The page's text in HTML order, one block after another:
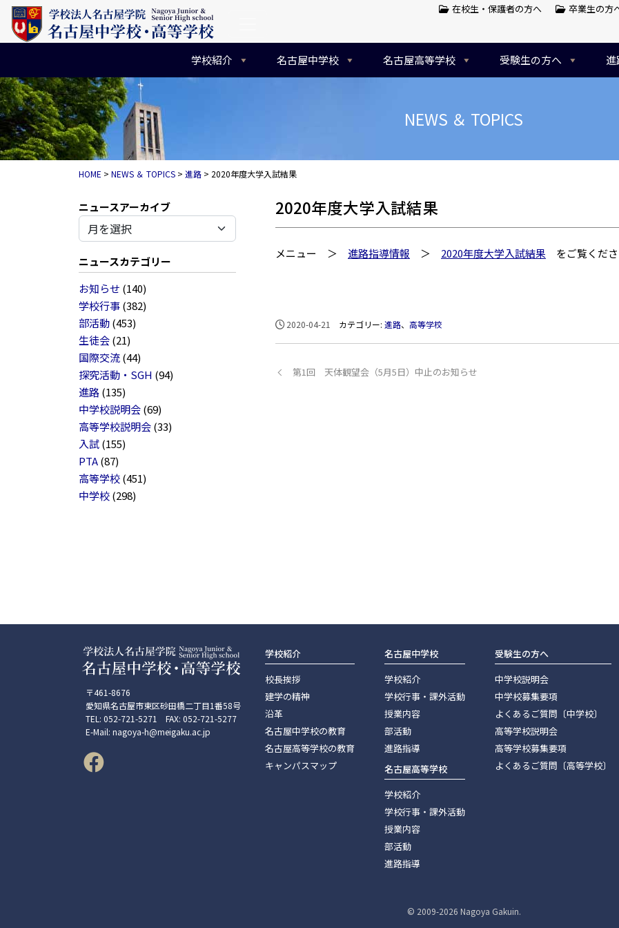
コンテンツへスキップ
メインナビゲーション
学校紹介 名古屋中学校 名古屋高等学校 受験生の方へ
在校生・保護者の方へ 卒業生の方
NEWS ＆ TOPICS
HOME > NEWS ＆ TOPICS > 進路 > 2020年度大学入試結果
アーカイブ
ニュースカテゴリー
お知らせ (140)
学校行事(382)
部活動(453)
生徒会(21)
国際交流(44)
探究活動・SGH (94)
進路(135)
中学校説明会(69)
高等学校説明会(33)
入試(155)
PTA(87)
高等学校(451)
中学校(298)
2020年度大学入試結果
メニュー ＞ 進路指導情報 ＞ 2020年度大学入試結果 をご覧くださ
2020-04-21 カテゴリー: 進路、 高等学校
第1回 天体観望会（5月5日）中止のお知らせ
〒461-8676
愛知県名古屋市東区砂田橋二丁目1番58号
TEL: 052-721-5271 FAX: 052-721-5277
E-Mail: nagoya-h@meigaku.ac.jp
学校紹介
校長挨拶
建学の精神
沿革
名古屋中学校の教育
名古屋高等学校の教育
キャンパスマップ
名古屋中学校
学校紹介
学校行事・課外活動
授業内容
部活動
進路指導
名古屋高等学校
学校紹介
学校行事・課外活動
授業内容
部活動
進路指導
受験生の方へ
中学校説明会
中学校募集要項
よくあるご質問〔中学校〕
高等学校説明会
高等学校募集要項
よくあるご質問〔高等学校〕
© 2009-2026 Nagoya Gakuin.